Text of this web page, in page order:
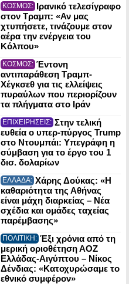
ΚΟΣΜΟΣ: Ιρανικό τελεσίγραφο
στον Τραμπ: «Αν μας
χτυπήσετε, τινάζουμε στον
αέρα την ενέργεια του
Κόλπου»
ΚΟΣΜΟΣ: Έντονη
αντιπαράθεση Τραμπ-
Χέγκσεθ για τις ελλείψεις
πυραύλων που περιορίζουν
τα πλήγματα στο Ιράν
ΕΠΙΧΕΙΡΗΣΕΙΣ: Στην τελική
ευθεία ο υπερ-πύργος Trump
στο Ντουμπάι: Υπεγράφη η
σύμβαση για το έργο του 1
δισ. δολαρίων
ΕΛΛΑΔΑ: Χάρης Δούκας: «Η
καθαριότητα της Αθήνας
είναι μάχη διαρκείας – Νέα
σχέδια και ομάδες ταχείας
παρέμβασης»
ΠΟΛΙΤΙΚΗ: Έξι χρόνια από τη
μερική οριοθέτηση ΑΟΖ
Ελλάδας-Αιγύπτου – Νίκος
Δένδιας: «Κατοχυρώσαμε το
εθνικό συμφέρον»